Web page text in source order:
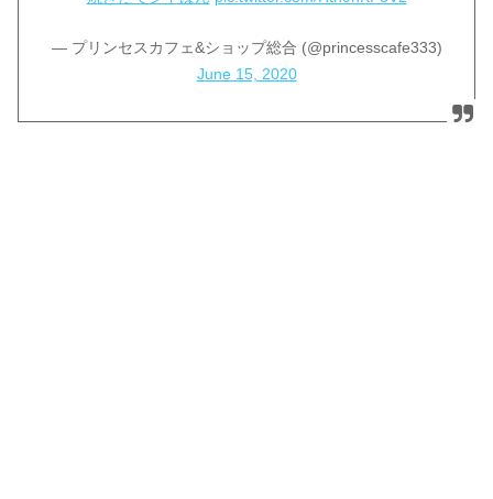
— プリンセスカフェ&ショップ総合 (@princesscafe333)
June 15, 2020